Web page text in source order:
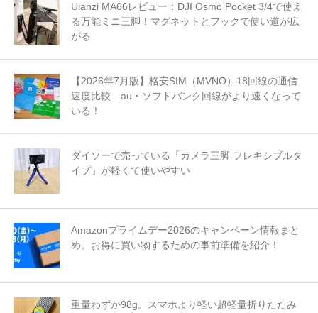
Ulanzi MA66レビュー：DJI Osmo Pocket 3/4で使え
る万能ミニ三脚！マグネットとフックで使い道が広
がる
【2026年7月版】格安SIM（MVNO）18回線の通信
速度比較 au・ソフトバンク回線がより速くなって
いる！
ダイソーで売っている「カメラ三脚 フレキシブルタ
イプ」が軽くて使いやすい
Amazonプライムデー2026のキャンペーン情報まと
め。お得に買い物するための事前準備を紹介！
重量わずか98g。スマホより軽い超軽量折りたたみ